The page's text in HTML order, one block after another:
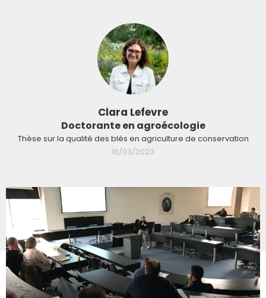
Clara Lefevre
Doctorante en agroécologie
Thèse sur la qualité des blés en agriculture de conservation
16/03/2023